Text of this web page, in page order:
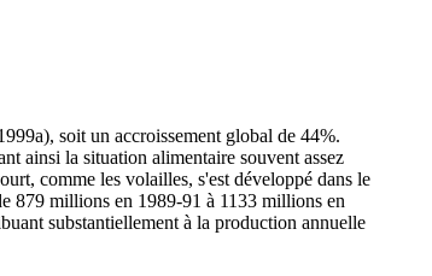
soit un accroissement global de 44%.
ainsi la situation alimentaire souvent assez
comme les volailles, s'est développé dans le
879 millions en 1989-91 à 1133 millions en
substantiellement à la production annuelle